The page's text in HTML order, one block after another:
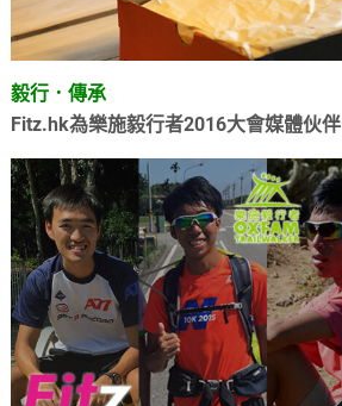
毅行．傳承
Fitz.hk為樂施毅行者2016大會媒體伙伴